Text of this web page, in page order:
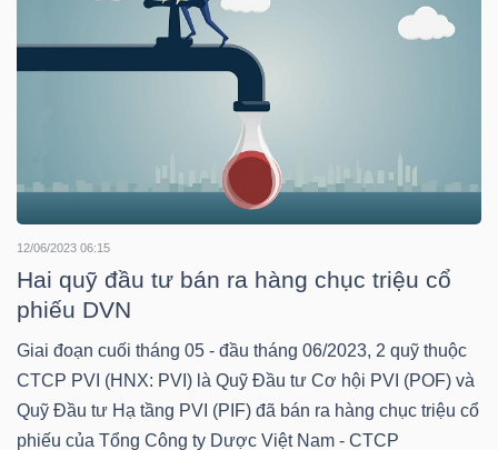
12/06/2023 06:15
Hai quỹ đầu tư bán ra hàng chục triệu cổ
phiếu DVN
Giai đoạn cuối tháng 05 - đầu tháng 06/2023, 2 quỹ thuộc
CTCP PVI (HNX: PVI) là Quỹ Đầu tư Cơ hội PVI (POF) và
Quỹ Đầu tư Hạ tầng PVI (PIF) đã bán ra hàng chục triệu cổ
phiếu của Tổng Công ty Dược Việt Nam - CTCP